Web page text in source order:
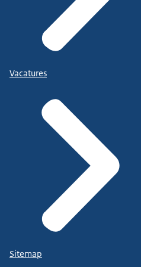
Vacatures
Sitemap